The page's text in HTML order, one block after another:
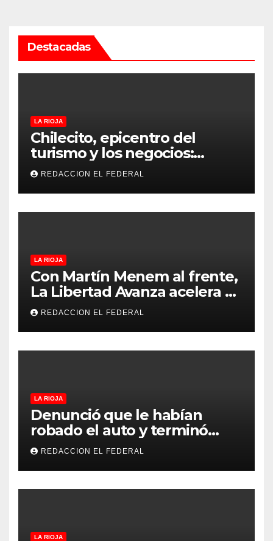
Destacadas
LA RIOJA
Chilecito, epicentro del
turismo y los negocios:
arranca la Expo que promete
revolucionar la economía
regional en un evento sin
precedentes en La Rioja
REDACCION EL FEDERAL
LA RIOJA
Con Martín Menem al frente,
La Libertad Avanza acelera su
despliegue en La Rioja y
desembarcó en Aimogasta
REDACCION EL FEDERAL
LA RIOJA
Denunció que le habían
robado el auto y terminó
confesando que su hermano
lo empeñó por drogas
REDACCION EL FEDERAL
LA RIOJA